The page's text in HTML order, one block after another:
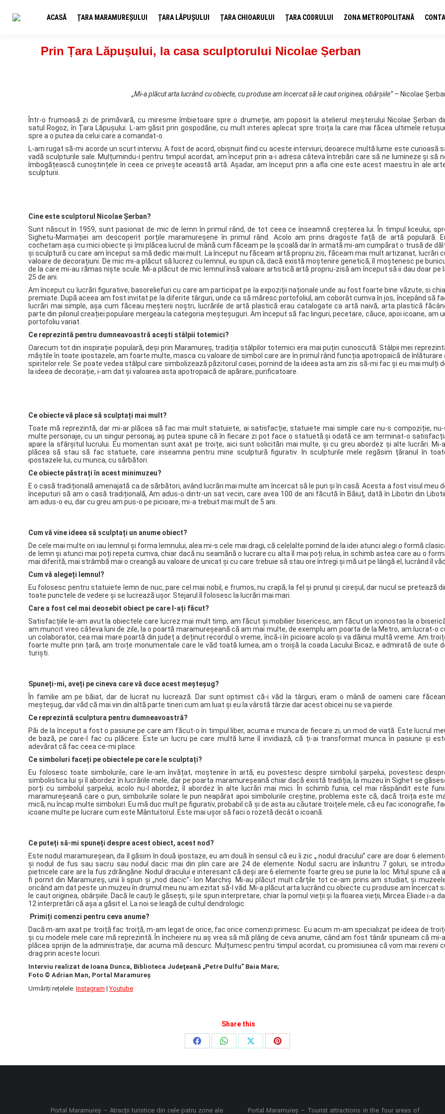
ACASĂ ȚARA MARAMUREȘULUI ȚARA LĂPUȘULUI ȚARA CHIOARULUI ȚARA CODRULUI ZONA METROPOLITANĂ
Prin Țara Lăpușului, la casa sculptorului Nicolae Șerban
„Mi-a plăcut arta lucrând cu obiecte, cu produse am încercat să le caut originea, obârșiile”– Nicolae
Într-o frumoasă zi de primăvară, cu miresme îmbietoare spre o drumeție, am poposit la atelierul meșterului Nicolae Șerban
satul Rogoz, în Țara Lăpușului. L-am găsit prin gospodărie, cu mult interes aplecat spre troița la care mai făcea ultimele
spre a o putea da celui care a comandat-o.
L-am rugat să-mi acorde un scurt interviu. A fost de acord, obișnuit fiind cu aceste interviuri, deoarece multă lume este curioasă
vadă sculpturile sale. Mulțumindu-i pentru timpul acordat, am început prin a-i adresa câteva întrebări care să ne lumineze și să
îmbogățească cunoștințele în ceea ce privește această artă. Așadar, am început prin a afla cine este acest maestru în ale
sculpturii.
Cine este sculptorul Nicolae Șerban?
Sunt născut în 1959, sunt pasionat de mic de lemn în primul rând, de tot ceea ce înseamnă creșterea lui. În timpul liceului,
Sighetu-Marmației am descoperit porțile maramureșene în primul rând. Acolo am prins dragoste față de artă populară.
cochetam așa cu mici obiecte și îmi plăcea lucrul de mână cum făceam pe la școală dar în armată mi-am cumpărat o trusă de
și sculptură cu care am început sa mă dedic mai mult. La început nu făceam artă propriu zis, făceam mai mult artizanat, lucrări
valoare de decorațiuni. De mic mi-a plăcut să lucrez cu lemnul, eu spun că, dacă există moștenire genetică, îl moștenesc pe
de la care mi-au rămas niște scule. Mi-a plăcut de mic lemnul însă valoare artistică artă propriu-zisă am început să ii dau doar pe
25 de ani.
Am început cu lucrări figurative, basoreliefuri cu care am participat pe la expoziții naționale unde au fost foarte bine văzute, si
premiate. După aceea am fost invitat pe la diferite târguri, unde ca să măresc portofoliul, am coborât cumva în jos, începând să
lucrări mai simple, așa cum făceau meșterii noștri, lucrările de artă plastică erau catalogate ca artă naivă, arta plastică
parte din pilonul creației populare mergeau la categoria meșteșuguri. Am început să fac linguri, pecetare, căuce, apoi icoane, am
portofoliu variat.
Ce reprezintă pentru dumneavoastră acești stâlpii totemici?
Oarecum tot din inspirație populară, deși prin Maramureș, tradiția stâlpilor totemici era mai puțin cunoscută. Stâlpii mei
măștile în toate ipostazele, am foarte multe, masca cu valoare de simbol care are în primul rând funcția apotropaică de înlăturare
spiritelor rele. Se poate vedea stâlpul care simbolizează păzitorul casei, pornind de la ideea asta am zis să-mi fac și eu mai mulți
la ideea de decorație, i-am dat și valoarea asta apotropaică de apărare, purificatoare.
Ce obiecte vă place să sculptați mai mult?
Toate mă reprezintă, dar mi-ar plăcea să fac mai mult statuiete, ai satisfacție, statuiete mai simple care nu-s compoziție, nu-
multe personaje, cu un singur personaj, aș putea spune că în fiecare zi pot face o statuetă și odată ce am terminat-o
apare la sfârșitul lucrului. Eu momentan sunt axat pe troițe, aici sunt solicitări mai multe, și cu greu abordez și alte lucrări. Mi-
plăcea să stau să fac statuete, care inseamna pentru mine sculptură figurativ. In sculpturile mele regăsim țăranul în
ipostazele lui, cu munca, cu sărbători.
Ce obiecte păstrați în acest minimuzeu?
E o casă tradițională amenajată ca de sărbători, având lucrări mai multe am încercat să le pun și în casă. Acesta a fost visul meu
începuturi să am o casă tradițională, Am adus-o dintr-un sat vecin, care avea 100 de ani făcută în Băiuț, dată în Libotin din
am adus-o eu, dar cu greu am pus-o pe picioare, mi-a trebuit mai mult de 5 ani.
Cum vă vine ideea să sculptați un anume obiect?
De cele mai multe ori iau lemnul și forma lemnului, alea mi-s cele mai dragi, că celelalte pornind de la idei atunci alegi o formă
de lemn și atunci mai poți repeta cumva, chiar dacă nu seamănă o lucrare cu alta îl mai poți relua, în schimb astea care au o
mai diferită, mai strâmbă mai o creangă au valoare de unicat și cu care trebuie să stau ore întregi și mă uit pe lângă el, lucrând îl văd.
Cum vă alegeți lemnul?
Eu folosesc pentru statuiete lemn de nuc, pare cel mai nobil, e frumos, nu crapă, la fel și prunul și cireșul, dar nucul se pretează
toate punctele de vedere și se lucrează ușor. Stejarul îl folosesc la lucrări mai mari.
Care a fost cel mai deosebit obiect pe care l-ați făcut?
Satisfacțiile le-am avut la obiectele care lucrez mai mult timp, am făcut și mobilier bisericesc, am făcut un iconostas la o
am muncit vreo câteva luni de zile, la o poartă maramureșeană că am mai multe, de exemplu am poarta de la Metro, am lucrat-o
un colaborator, cea mai mare poartă din județ a deținut recordul o vreme, încă-i în picioare acolo și va dăinui multă vreme. Am
foarte multe prin țară, am troițe monumentale care le văd toată lumea, am o troișă la coada Lacului Bicaz, e admirată de sute
turiști.
Spuneți-mi, aveți pe cineva care vă duce acest meșteșug?
În familie am pe băiat, dar de lucrat nu lucrează. Dar sunt optimist că-i văd la târguri, eram o mână de oameni care
meșteșug, dar văd că mai vin din altă parte tineri cum am luat și eu la vârstă târzie dar acest obicei nu se va pierde.
Ce reprezintă sculptura pentru dumneavoastră?
Păi de la început a fost o pasiune pe care am făcut-o în timpul liber, acuma e munca de fiecare zi, un mod de viață. Este lucrul
de bază, pe care-l fac cu plăcere. Este un lucru pe care multă lume îl invidiază, că ți-ai transformat munca în pasiune și
adevărat că fac ceea ce-mi place.
Ce simboluri faceți pe obiectele pe care le sculptați?
Eu folosesc toate simbolurile, care le-am învățat, moștenire în artă, eu povestesc despre simbolul șarpelui, povestesc
simbolistica lui și îl abordez în lucrările mele, dar pe poarta maramureșeană chiar dacă există tradiția, la muzeu în Sighet se
porți cu simbolul șarpelui, acolo nu-l abordez, îl abordez în alte lucrări mai mici. În schimb funia, cel mai răspândit este
maramureșeană care o pun, simbolurile solare le pun neapărat apoi simbolurile creștine, problema este că, dacă troița este
mică, nu încap multe simboluri. Eu mă duc mult pe figurativ, probabil că și de asta au căutare troițele mele, că eu fac iconografie,
icoane multe pe lucrare cum este Mântuitorul. Este mai ușor să faci o rozetă decât o icoană.
Ce puteți să-mi spuneți despre acest obiect, acest nod?
Este nodul maramureșean, da îl găsim în două ipostaze, eu am două în sensul că eu îi zic „ nodul dracului” care are doar 6
și nodul de fus sau sacru sau nodul dacic mai din plin care are 24 de elemente. Nodul sacru are înăuntru 7 goluri, se
pietricele care are la fus zdrăngăne. Nodul dracului e interesant că deși are 6 elemente foarte greu se pune la loc. Mitul spune că
fi pornit din Maramureș, unii îi spun și „nod dacic”- Ion Marchiș. Mi-au plăcut mult cărțile tot ce-am prins am studiat, și
oricând am dat peste un muzeu în drumul meu nu am ezitat să-l văd. Mi-a plăcut arta lucrând cu obiecte cu produse am încercat
le caut originea, obârșiile. Dacă le cauți le găsești, și le spun interpretare, chiar la pomul vieții și la floarea vieții, Mircea Eliade i-a
12 interpretări că așa a găsit el. La noi se leagă de cultul dendrologic.
Primiți comenzi pentru ceva anume?
Dacă m-am axat pe troiță fac troiță, m-am legat de orice, fac orice comenzi primesc. Eu acum m-am specializat pe ideea de
și cu modele mele care mă reprezintă. În încheiere nu aș vrea să mă plâng de ceva anume, când am fost tânăr spuneam că mi-
plăcea sprijin de la administrație, dar acuma mă descurc. Mulțumesc pentru timpul acordat, cu promisiunea că vom mai reveni
drag prin aceste locuri.
Interviu realizat de Ioana Dunca, Biblioteca Judeţeană „Petre Dulfu” Baia Mare;
Foto © Adrian Man, Portal Maramureş
Urmăriți rețelele: Instagram |Youtube
Share this
Share
Share
Share
Share
Portal Maramureș – Atracții turistice din cele patru zone ale Portal Maramureș – Tourist attractions in the four areas of